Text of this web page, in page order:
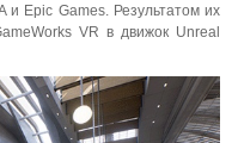
и Epic Games. Результатом их
VR в движок Unreal